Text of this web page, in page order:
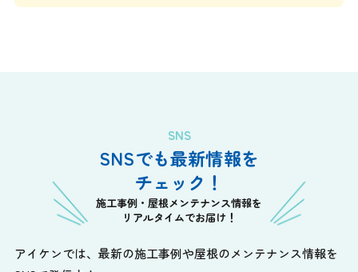
SNS
SNSでも最新情報を
チェック！
施工事例・屋根メンテナンス情報を
リアルタイムでお届け！
アイケンでは、最新の施工事例や屋根のメンテナンス情報を